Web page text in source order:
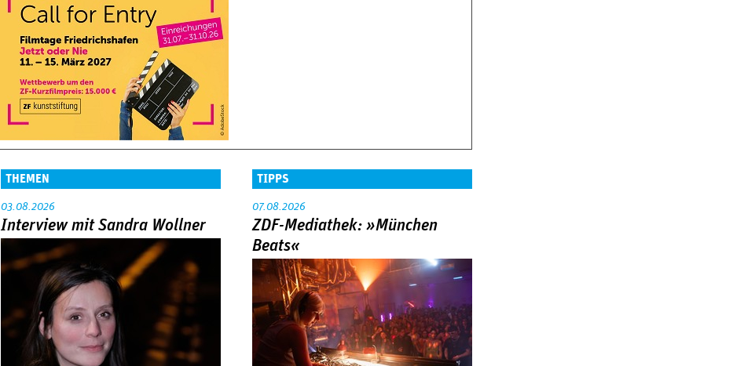
THEMEN
03.08.2026
Interview mit Sandra Wollner
TIPPS
07.08.2026
ZDF-Mediathek: »München
Beats«